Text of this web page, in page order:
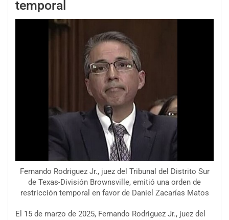
temporal
Fernando Rodriguez Jr., juez del Tribunal del Distrito Sur
de Texas-División Brownsville, emitió una orden de
restricción temporal en favor de Daniel Zacarías Matos
El 15 de marzo de 2025, Fernando Rodriguez Jr., juez del